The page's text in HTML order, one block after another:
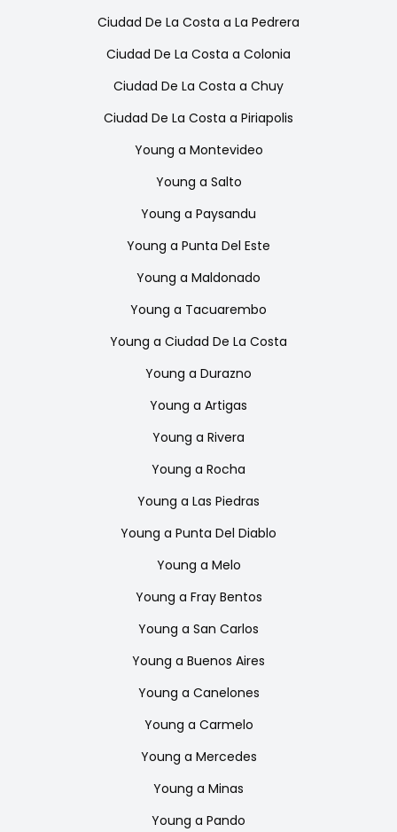
Ciudad De La Costa a La Pedrera
Ciudad De La Costa a Colonia
Ciudad De La Costa a Chuy
Ciudad De La Costa a Piriapolis
Young a Montevideo
Young a Salto
Young a Paysandu
Young a Punta Del Este
Young a Maldonado
Young a Tacuarembo
Young a Ciudad De La Costa
Young a Durazno
Young a Artigas
Young a Rivera
Young a Rocha
Young a Las Piedras
Young a Punta Del Diablo
Young a Melo
Young a Fray Bentos
Young a San Carlos
Young a Buenos Aires
Young a Canelones
Young a Carmelo
Young a Mercedes
Young a Minas
Young a Pando